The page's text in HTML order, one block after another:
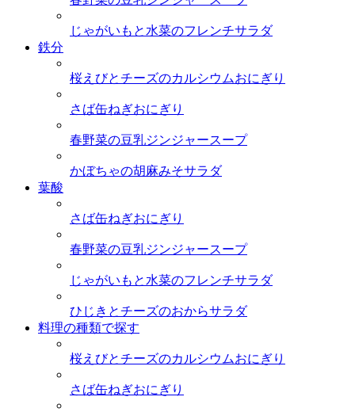
じゃがいもと水菜のフレンチサラダ
鉄分
桜えびとチーズのカルシウムおにぎり
さば缶ねぎおにぎり
春野菜の豆乳ジンジャースープ
かぼちゃの胡麻みそサラダ
葉酸
さば缶ねぎおにぎり
春野菜の豆乳ジンジャースープ
じゃがいもと水菜のフレンチサラダ
ひじきとチーズのおからサラダ
料理の種類で探す
桜えびとチーズのカルシウムおにぎり
さば缶ねぎおにぎり